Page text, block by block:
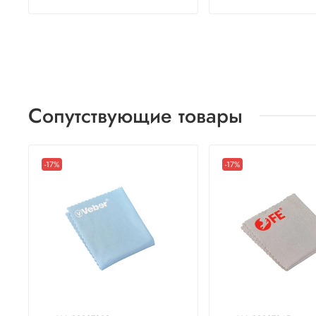
Сопутствующие товары
-17% -17%